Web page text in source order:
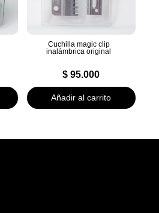
Cuchilla magic clip
inalámbrica original
$ 95.000
Añadir al carrito